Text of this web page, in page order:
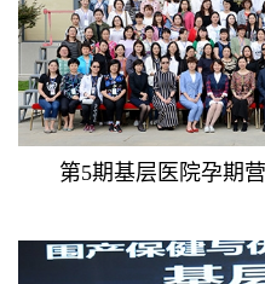
第5期基层医院孕期